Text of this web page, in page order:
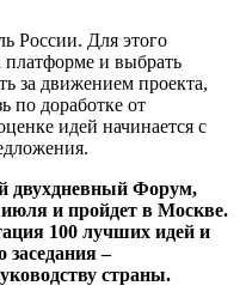
России. Для этого
платформе и выбрать
за движением проекта,
по доработке от
идей начинается с
двухдневный Форум,
и пройдет в Москве.
100 лучших идей и
заседания –
страны.